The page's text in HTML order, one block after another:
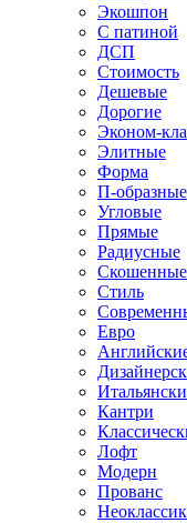
Экошпон
С патиной
ДСП
Стоимость
Дешевые
Дорогие
Эконом-
Элитные
Форма
П-образные
Угловые
Прямые
Радиусные
Стиль
Евро
Кантри
Лофт
Модерн
Прованс